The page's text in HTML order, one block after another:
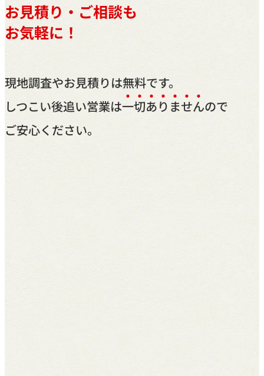
お見積り・ご相談も
お気軽に！
現地調査やお見積りは無料です。
しつこい後追い営業は一切あり ませんので
ご安心ください。